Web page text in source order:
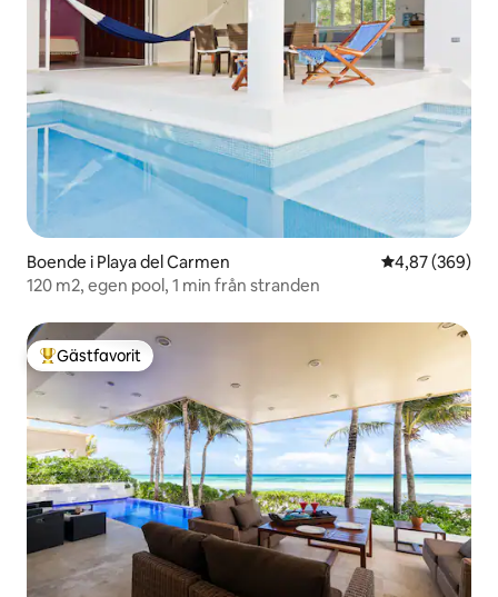
Boende i Playa del Carmen 4,87 av 5 i
4,87 (369)
120 m2, egen pool, 1 min från stranden
Populär gästfavorit
Gästfavorit